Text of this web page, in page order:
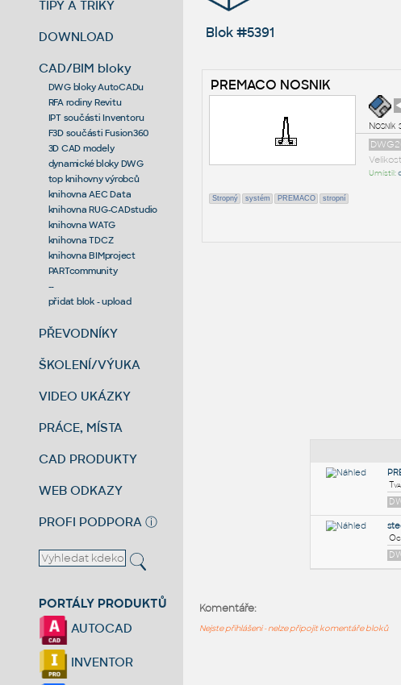
TIPY A TRIKY
DOWNLOAD
CAD/BIM bloky
DWG bloky AutoCADu
RFA rodiny Revitu
IPT součásti Inventoru
F3D součásti Fusion360
3D CAD modely
dynamické bloky DWG
top knihovny výrobců
knihovna AEC Data
knihovna RUG-CADstudio
knihovna WATG
knihovna TDCZ
knihovna BIMproject
PARTcommunity
--
přidat blok - upload
PŘEVODNÍKY
ŠKOLENÍ/VÝUKA
VIDEO UKÁZKY
PRÁCE, MÍSTA
CAD PRODUKTY
WEB ODKAZY
PROFI PODPORA ⓘ
PORTÁLY PRODUKTŮ
AUTOCAD
INVENTOR
Blok #5391
PREMACO NOSNIK
Nosník
Velikost
Umístil:
Stropný systém PREMACO stropní
Komentáře:
Nejste přihlášeni - nelze připojit komentáře bloků